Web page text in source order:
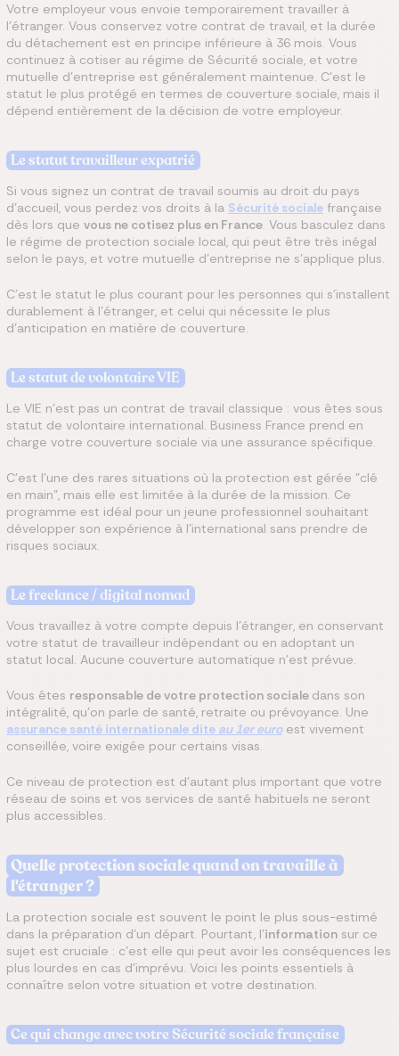
Votre employeur vous envoie temporairement travailler à
l'étranger. Vous conservez votre contrat de travail, et la durée
du détachement est en principe inférieure à 36 mois. Vous
continuez à cotiser au régime de Sécurité sociale, et votre
mutuelle d'entreprise est généralement maintenue. C'est le
statut le plus protégé en termes de couverture sociale, mais il
dépend entièrement de la décision de votre employeur.
Le statut travailleur expatrié
Si vous signez un contrat de travail soumis au droit du pays
d'accueil, vous perdez vos droits à la Sécurité sociale française
dès lors que vous ne cotisez plus en France. Vous basculez dans
le régime de protection sociale local, qui peut être très inégal
selon le pays, et votre mutuelle d'entreprise ne s'applique plus.
C'est le statut le plus courant pour les personnes qui s'installent
durablement à l'étranger, et celui qui nécessite le plus
d'anticipation en matière de couverture.
Le statut de volontaire VIE
Le VIE n'est pas un contrat de travail classique : vous êtes sous
statut de volontaire international. Business France prend en
charge votre couverture sociale via une assurance spécifique.
C'est l'une des rares situations où la protection est gérée "clé
en main", mais elle est limitée à la durée de la mission. Ce
programme est idéal pour un jeune professionnel souhaitant
développer son expérience à l'international sans prendre de
risques sociaux.
Le freelance / digital nomad
Vous travaillez à votre compte depuis l'étranger, en conservant
votre statut de travailleur indépendant ou en adoptant un
statut local. Aucune couverture automatique n'est prévue.
Vous êtes responsable de votre protection sociale dans son
intégralité, qu'on parle de santé, retraite ou prévoyance. Une
assurance santé internationale dite au 1er euroest vivement
conseillée, voire exigée pour certains visas.
Ce niveau de protection est d'autant plus important que votre
réseau de soins et vos services de santé habituels ne seront
plus accessibles.
Quelle protection sociale quand on travaille à
l'étranger ?
La protection sociale est souvent le point le plus sous-estimé
dans la préparation d'un départ. Pourtant, l'information sur ce
sujet est cruciale : c'est elle qui peut avoir les conséquences les
plus lourdes en cas d'imprévu. Voici les points essentiels à
connaître selon votre situation et votre destination.
Ce qui change avec votre Sécurité sociale française